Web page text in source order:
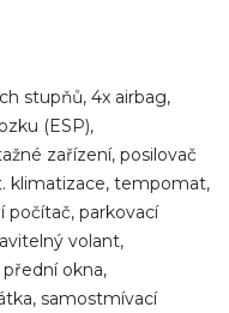
stupňů, 4x airbag,
(ESP),
zařízení, posilovač
klimatizace, tempomat,
počítač, parkovací
volant,
okna,
samostmívací